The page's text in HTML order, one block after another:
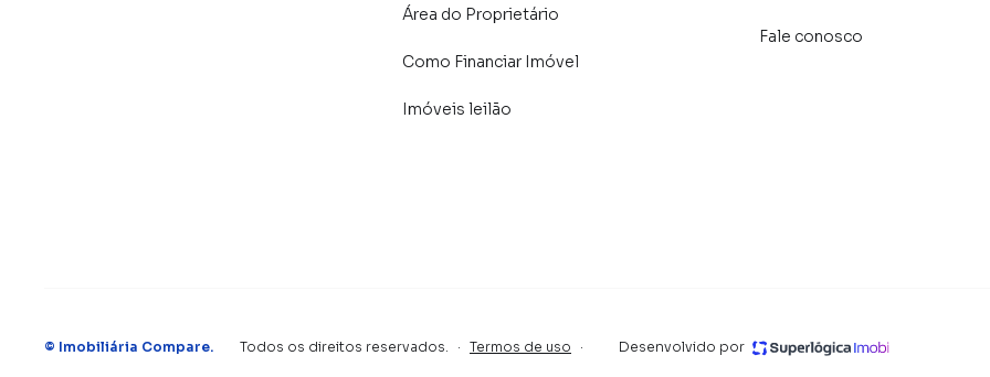
Área do Proprietário
Como Financiar Imóvel
Imóveis leilão
Fale conosco
© Imobiliária Compare. Todos os direitos reservados. · Termos de uso · Desenvolvido por